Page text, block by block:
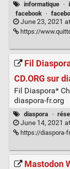
informatique ·
facebook
·
June 23, 2021
https://
Fil
CD.ORG sur
Fil Diaspora*
diaspora-fr.org
diaspora ·
June 14, 2021
https://diaspora-
Mastodon